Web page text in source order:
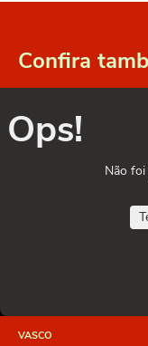
Confira
Ops!
Não
VASCO